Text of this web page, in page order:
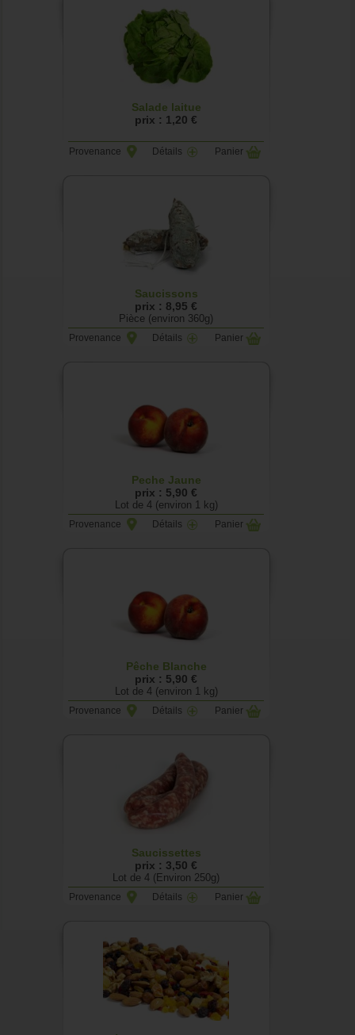
Salade laitue
prix : 1,20 €
Provenance Détails Panier
Saucissons
prix : 8,95 €
Pièce (environ 360g)
Provenance Détails Panier
Peche Jaune
prix : 5,90 €
Lot de 4 (environ 1 kg)
Provenance Détails Panier
Pêche Blanche
prix : 5,90 €
Lot de 4 (environ 1 kg)
Provenance Détails Panier
Saucissettes
prix : 3,50 €
Lot de 4 (Environ 250g)
Provenance Détails Panier